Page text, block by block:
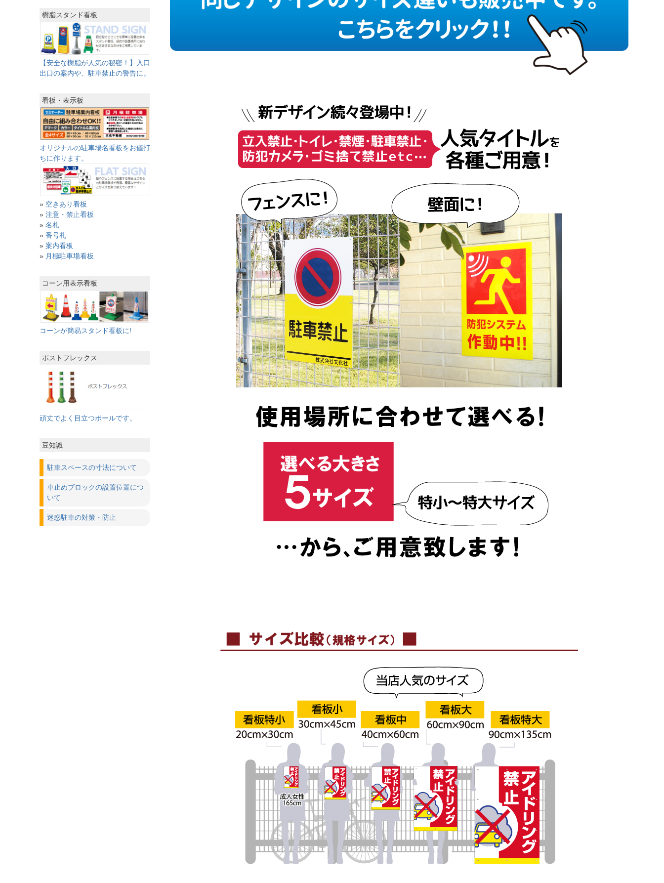
樹脂スタンド看板
【安全な樹脂が人気の秘密！】入口
出口の案内や、駐車禁止の警告に。
看板・表示板
オリジナルの駐車場名看板をお値打
ちに作ります。
» 空きあり看板
» 注意・禁止看板
» 名札
» 番号札
» 案内看板
» 月極駐車場看板
コーン用表示看板
コーンが簡易スタンド看板に!
ポストフレックス
頑丈でよく目立つポールです。
豆知識
駐車スペースの寸法について
車止めブロックの設置位置につ
いて
迷惑駐車の対策・防止